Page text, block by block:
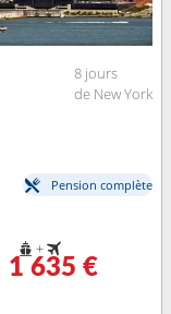
8 jours
de New York
Pension complète
+
1 635 €